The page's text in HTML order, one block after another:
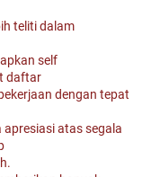
teliti dalam
self
daftar
dengan tepat
apresiasi atas segala